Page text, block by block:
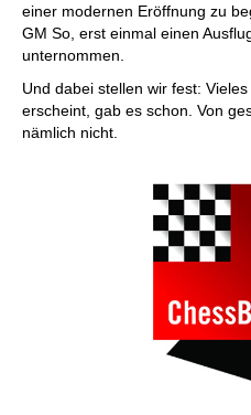
einer modernen Eröffnung zu
GM So, erst einmal einen
unternommen.
Und dabei stellen wir fest:
erscheint, gab es schon. Von
nämlich nicht.